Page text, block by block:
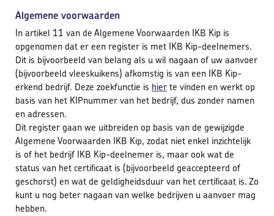
Algemene voorwaarden
In artikel 11 van de Algemene Voorwaarden IKB Kip is
opgenomen dat er een register is met IKB Kip-deelnemers.
Dit is bijvoorbeeld van belang als u wil nagaan of uw aanvoer
(bijvoorbeeld vleeskuikens) afkomstig is van een IKB Kip-
erkend bedrijf. Deze zoekfunctie is hierte vinden en werkt op
basis van het KIPnummer van het bedrijf, dus zonder namen
en adressen.
Dit register gaan we uitbreiden op basis van de gewijzigde
Algemene Voorwaarden IKB Kip, zodat niet enkel inzichtelijk
is of het bedrijf IKB Kip-deelnemer is, maar ook wat de
status van het certificaat is (bijvoorbeeld geaccepteerd of
geschorst) en wat de geldigheidsduur van het certificaat is. Zo
kunt u nog beter nagaan van welke bedrijven u aanvoer mag
hebben.